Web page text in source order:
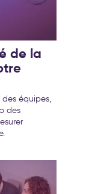
de la
des équipes,
des